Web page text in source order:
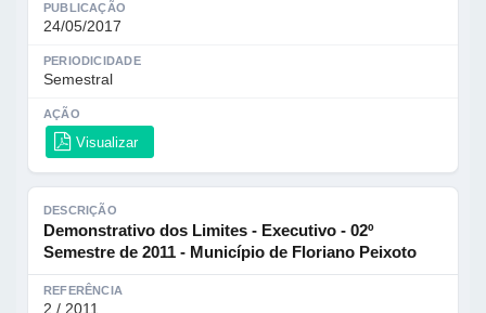
PUBLICAÇÃO
24/05/2017
PERIODICIDADE
Semestral
AÇÃO
Visualizar
DESCRIÇÃO
Demonstrativo dos Limites - Executivo - 02º
Semestre de 2011 - Município de Floriano Peixoto
REFERÊNCIA
2 / 2011